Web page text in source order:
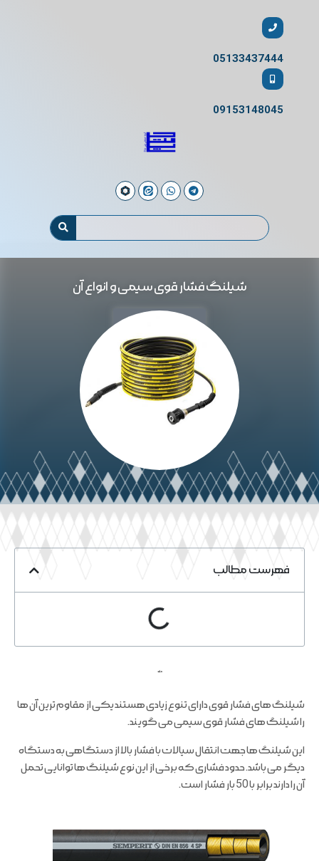
05133437444
09153148045
شیلنگ فشار قوی سیمی و انواع آن
فهرست مطالب
ملند
شیلنگ های فشار قوی دارای تنوع زیادی هستند یکی از مقاوم ترین آن ها
را شیلنگ های فشار قوی سیمی می گویند.
این شیلنگ ها جهت انتقال سیالات با فشار بالا از دستگاهی به دستگاه
دیگر می باشد. حدود فشاری که برخی از این نوع شیلنگ ها توانایی تحمل
آن را دارند برابر با 50 بار فشار است.